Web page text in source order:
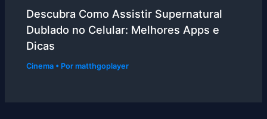
Descubra Como Assistir Supernatural
Dublado no Celular: Melhores Apps e
Dicas
Cinema • Pormatthgoplayer